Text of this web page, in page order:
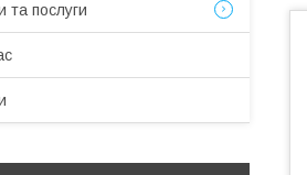
та послуги